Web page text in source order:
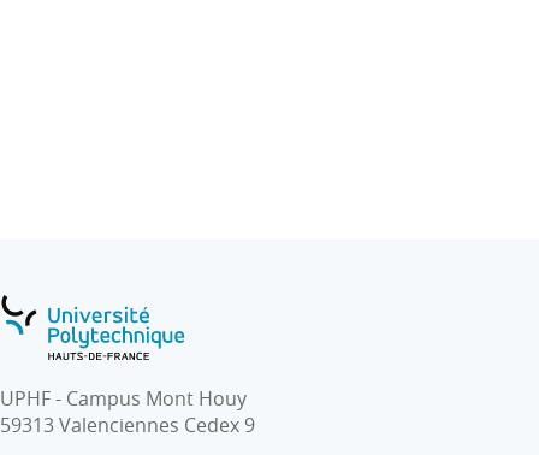
UPHF - Campus Mont Houy
59313 Valenciennes Cedex 9